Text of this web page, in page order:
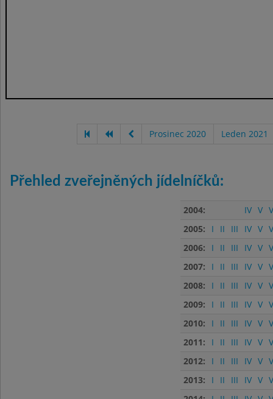
Prosinec 2020 Leden 2021
Přehled zveřejněných jídelníčků:
2004: IV V
2005:
I II III IV V
2006:
I II III IV V
2007:
I II III IV V
2008:
I II III IV V
2009:
I II III IV V
2010:
I II III IV V
2011:
I II III IV V
2012:
I II III IV V
2013:
I II III IV V